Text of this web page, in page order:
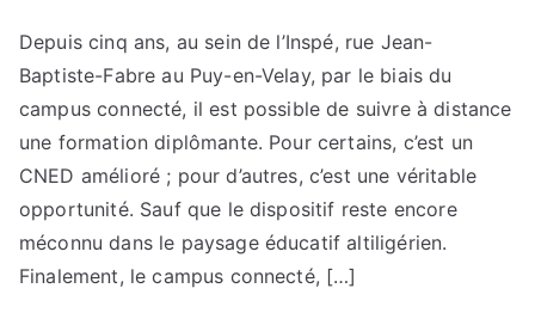
Depuis cinq ans, au sein de l’Inspé, rue Jean-
Baptiste-Fabre au Puy-en-Velay, par le biais du
campus connecté, il est possible de suivre à distance
une formation diplômante. Pour certains, c’est un
CNED amélioré ; pour d’autres, c’est une véritable
opportunité. Sauf que le dispositif reste encore
méconnu dans le paysage éducatif altiligérien.
Finalement, le campus connecté, […]